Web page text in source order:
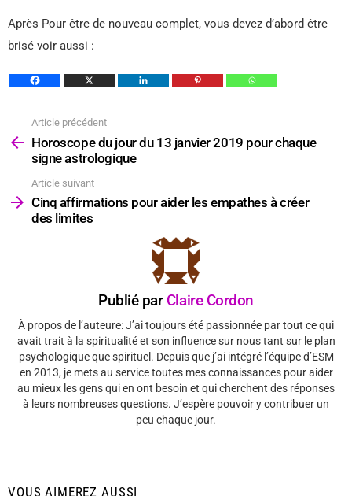
Après Pour être de nouveau complet, vous devez d’abord être
brisé voir aussi :
plus
Article précédent
Horoscope du jour du 13 janvier 2019 pour chaque
signe astrologique
Article suivant
Cinq affirmations pour aider les empathes à créer
des limites
Publié par Claire Cordon
À propos de l’auteure: J’ai toujours été passionnée par tout ce qui
avait trait à la spiritualité et son influence sur nous tant sur le plan
psychologique que spirituel. Depuis que j’ai intégré l’équipe d’ESM
en 2013, je mets au service toutes mes connaissances pour aider
au mieux les gens qui en ont besoin et qui cherchent des réponses
à leurs nombreuses questions. J’espère pouvoir y contribuer un
peu chaque jour.
VOUS AIMEREZ AUSSI